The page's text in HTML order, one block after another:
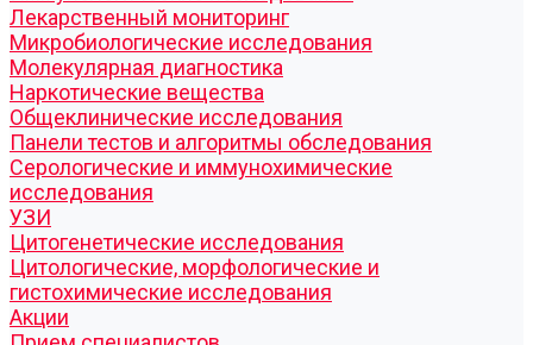
Лекарственный мониторинг
Микробиологические исследования
Молекулярная диагностика
Наркотические вещества
Общеклинические исследования
Панели тестов и алгоритмы обследования
Серологические и иммунохимические
исследования
УЗИ
Цитогенетические исследования
Цитологические, морфологические и
гистохимические исследования
Акции